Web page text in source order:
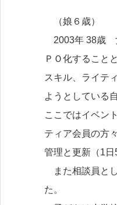
（娘６歳）
2003年 38歳
ＰＯ化すること
スキル、ライテ
ようとしている
ここではイベン
ティア会員の方
管理と更新（1
また相談員と
た。